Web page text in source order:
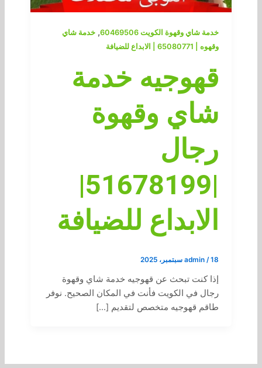
خدمة شاي وقهوة الكويت 60469506 ,خدمة شاي
وقهوه | 65080771 | الابداع للضيافة
قهوجيه خدمة
شاي وقهوة
رجال
|51678199|
الابداع للضيافة
admin /18 سبتمبر، 2025
إذا كنت تبحث عن قهوجيه خدمة شاي وقهوة
رجال في الكويت فأنت في المكان الصحيح. نوفر
طاقم قهوجيه متخصص لتقديم […]